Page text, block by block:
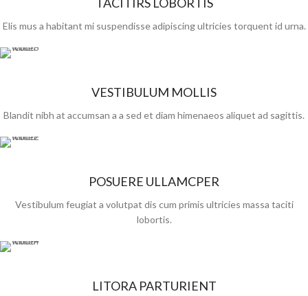
Elis mus a habitant mi suspendisse adipiscing ultricies torquent id urna.
VESTIBULUM MOLLIS
Blandit nibh at accumsan a a sed et diam himenaeos aliquet ad sagittis.
POSUERE ULLAMCPER
Vestibulum feugiat a volutpat dis cum primis ultricies massa taciti
lobortis.
LITORA PARTURIENT